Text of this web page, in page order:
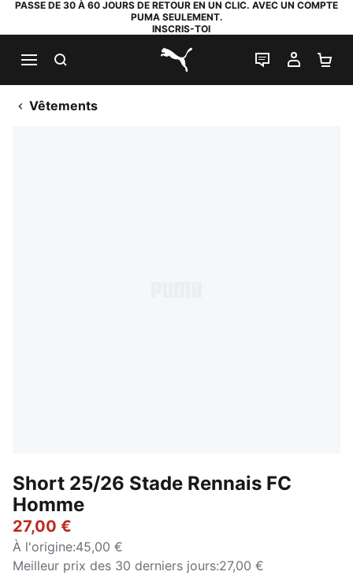
PASSE DE 30 À 60 JOURS DE RETOUR EN UN CLIC. AVEC UN COMPTE
PUMA SEULEMENT.
INSCRIS-TOI
PUMA.com
LIVE CHAT
MON
Vêtements
Short 25/26 Stade Rennais FC
Homme
27,00 €
À l'origine:45,00 €
Meilleur prix des 30 derniers jours:27,00 €